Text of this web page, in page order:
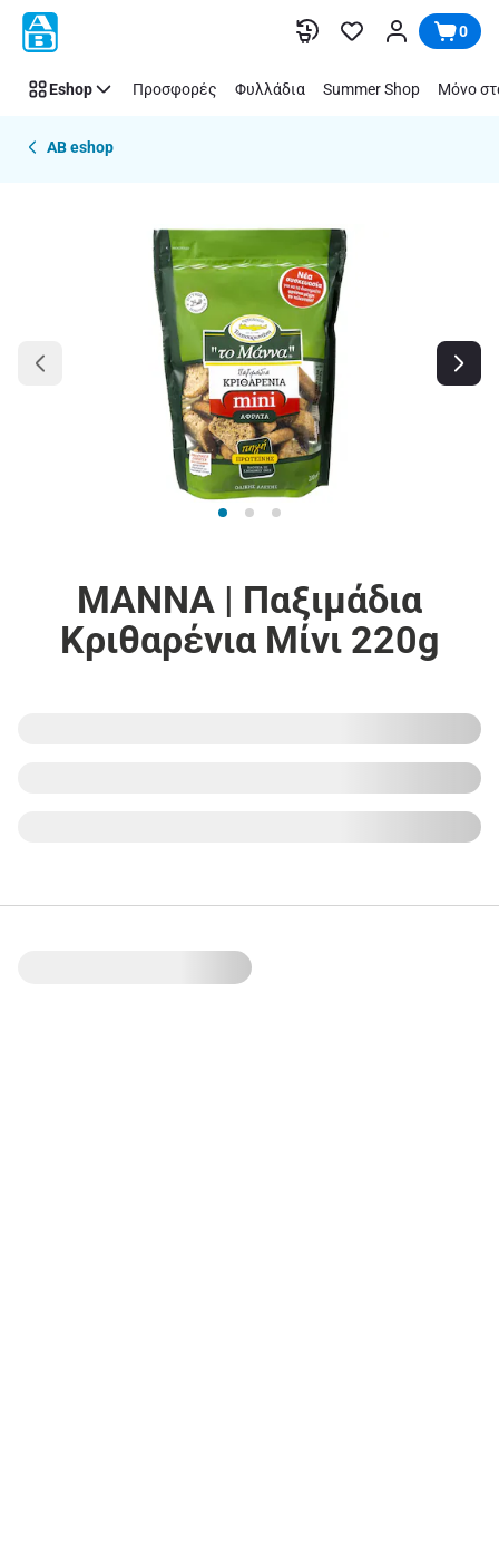
Παράλειψη 0
Eshop Προσφορές Φυλλάδια Summer Shop Μόνο
AB eshop
ΜΑΝΝΑ | Παξιμάδια
Κριθαρένια Μίνι 220g